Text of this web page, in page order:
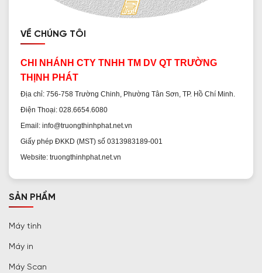
VỀ CHÚNG TÔI
CHI NHÁNH CTY TNHH TM DV QT TRƯỜNG
THỊNH PHÁT
Địa chỉ: 756-758 Trường Chinh, Phường Tân Sơn, TP. Hồ Chí Minh.
Điện Thoại: 028.6654.6080
Email: info@truongthinhphat.net.vn
Giấy phép ĐKKD (MST) số 0313983189-001
Website: truongthinhphat.net.vn
SẢN PHẨM
Máy tính
Máy in
Máy Scan